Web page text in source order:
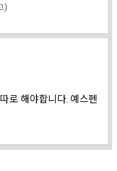
)
로 해야합니다. 예스펜